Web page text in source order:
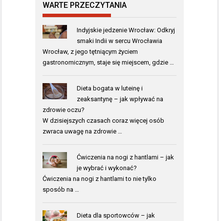
WARTE PRZECZYTANIA
Indyjskie jedzenie Wrocław: Odkryj
smaki Indii w sercu Wrocławia
Wrocław, z jego tętniącym życiem
gastronomicznym, staje się miejscem, gdzie …
Dieta bogata w luteinę i
zeaksantynę – jak wpływać na
zdrowie oczu?
W dzisiejszych czasach coraz więcej osób
zwraca uwagę na zdrowie …
Ćwiczenia na nogi z hantlami – jak
je wybrać i wykonać?
Ćwiczenia na nogi z hantlami to nie tylko
sposób na …
Dieta dla sportowców – jak